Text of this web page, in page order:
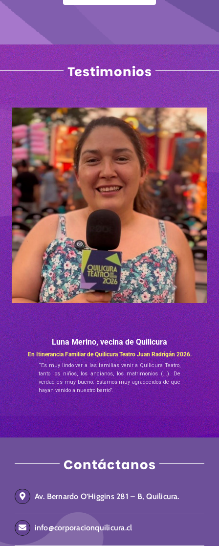
Testimonios
Luna Merino, vecina de Quilicura
En Itinerancia Familiar de Quilicura Teatro Juan Radrigán 2026.
“Es muy lindo ver a las familias venir a Quilicura Teatro,
tanto los niños, los ancianos, los matrimonios (...). De
verdad es muy bueno. Estamos muy agradecidos de que
hayan venido a nuestro barrio”.
Contáctanos
Av. Bernardo O’Higgins 281 – B, Quilicura.
info@corporacionquilicura.cl